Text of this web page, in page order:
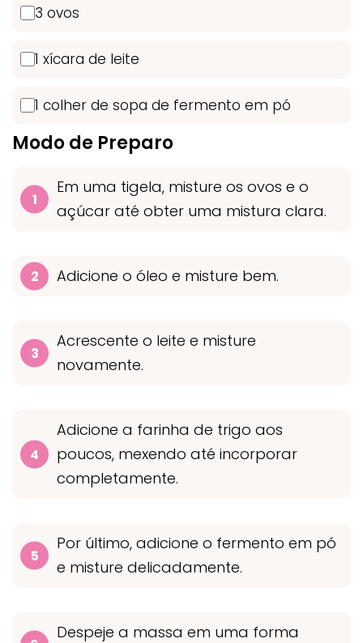
3 ovos
1 xícara de leite
1 colher de sopa de fermento em pó
Modo de Preparo
Em uma tigela, misture os ovos e o
açúcar até obter uma mistura clara.
Adicione o óleo e misture bem.
Acrescente o leite e misture
novamente.
Adicione a farinha de trigo aos
poucos, mexendo até incorporar
completamente.
Por último, adicione o fermento em pó
e misture delicadamente.
Despeje a massa em uma forma